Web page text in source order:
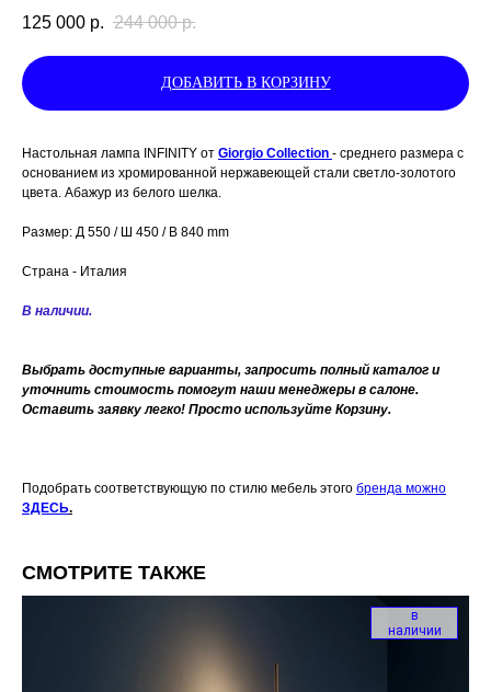
125 000 р. 244 000 р.
ДОБАВИТЬ В КОРЗИНУ
Настольная лампа INFINITY от Giorgio Collection - среднего размера с
основанием из хромированной нержавеющей стали светло-золотого
цвета. Абажур из белого шелка.
Размер: Д 550 / Ш 450 / В 840 mm
Страна - Италия
В наличии.
Выбрать доступные варианты, запросить полный каталог и
уточнить стоимость помогут наши менеджеры в салоне.
Оставить заявку легко! Просто используйте Корзину.
Подобрать соответствующую по стилю мебель этого бренда можно
ЗДЕСЬ.
СМОТРИТЕ ТАКЖЕ
в
наличии